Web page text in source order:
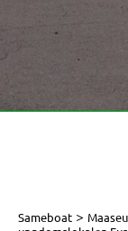
Sameboat >